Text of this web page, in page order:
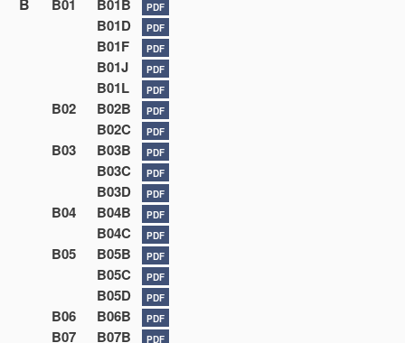
B01 B01B PDF
B01D PDF
B01F PDF
B01J PDF
B01L PDF
B02 B02B PDF
B02C PDF
B03 B03B PDF
B03C PDF
B03D PDF
B04 B04B PDF
B04C PDF
B05 B05B PDF
B05C PDF
B05D PDF
B06 B06B PDF
B07 B07B PDF